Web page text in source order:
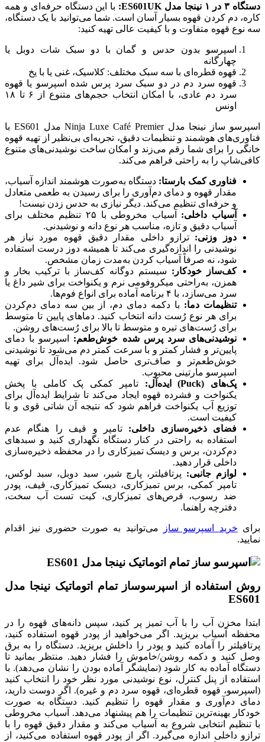
دستگاه ۳ در ۱ نینجا مدل ES601UK:
با این دستگاه حرفه‌ای و همه‌
کاره، دم کردن قهوه بسیار آسان است. شما می‌توانید با یک دستگاه،
سه نوع قهوه متفاوت و با کیفیت عالی تهیه کنید:
اسپرسو بدون حدس و گمان با دو سبک شات دوبل یا
چهارگانه
قهوه قطره‌ای با سه سبک مختلف: کلاسیک، غنی یا با یخ
قهوه سرد دم در دو سبک سرد پرس شده اسپرسو یا قهوه
سرد دم عادی، با امکان انتخاب حجم‌های متنوع از ۶ تا ۱۸
اونس
اسپرسو ساز نینجا مدل Ninja Luxe Café Premier مدل ES601 با
فناوری‌های هوشمند و تنظیمات دقیق، تجربه‌ای بی‌نظیر از تهیه قهوه
خانگی را برای شما رقم می‌زند و امکان ساخت نوشیدنی‌های متنوع
کافی‌شاپ را به راحتی فراهم می‌کند.
فناوری کمک بارستا: دستگاه به‌صورت هوشمند اندازه آسیاب،
مقدار قهوه و دمای دم‌آوری را برای رسیدن به طعمی متعادل
و حرفه‌ای تنظیم می‌کند. دیگر نیازی به حدس زدن نیست!
آسیاب داخلی:
آسیاب مخروطی با ۲۵ تنظیم مختلف برای
آسیاب دقیق و تازه، مناسب هر نوع دانه و نوشیدنی.
دوز وزنی: ترازو داخلی مقدار دقیق قهوه مورد نیاز هر
نوشیدنی را اندازه‌گیری می‌کند تا همیشه دوز درست استفاده
شود، نه صرفاً آسیاب کردن به‌مدت زمان مشخص.
کف‌ساز خودکار: سیستم دوگانه کف‌ساز با ترکیب بخار و
همزن، به‌راحتی میکروفومی نرم و یکنواخت برای شیر داغ یا
سرد می‌سازد، با ۴ برنامه آماده برای انواع فوم‌ها.
تنظیمات دما: با دکمه دمای دم، از بین سه دمای دم‌کردن
برای هر نوع رُست دانه انتخاب کنید. دماهای پایین تا متوسط
برای رُست‌های تیره و متوسط تا بالا برای رُست‌های روشن.
نوشیدنی‌های سرد پرس شده خوش‌طعم: اسپرسو با دمای
پایین‌تر و فشار کمتر و با سرعت کمتر دم می‌شود تا نوشیدنی
خوش‌طعم‌تر و صاف‌تری حاصل شود. ایده‌آل برای تهیه
اسپرسو مارتینی محبوب.
پک‌های (Puck) ایده‌آل:
تامپر کمکی پک کاملی با پخش
یکنواخت و فشرده قهوه ایجاد می‌کند تا شرایط ایده‌آل برای
توزیع آب یکنواخت فراهم شود که نتیجه آن شاتی قوی و با
کیفیت است.
فضای ذخیره‌سازی داخلی: تامپر و قیف را هنگام عدم
استفاده به راحتی در کنار دستگاه نگهداری کنید و سبدهای
دم‌کردن، برس و دیسک تمیزکاری را در محفظه ذخیره‌سازی
داخلی قرار دهید.
لوازم جانبی: پرتافیلتر، پارچ شیر، سبد دوبل، سبد لوکس،
تامپر کمکی، برس تمیزکاری، دیسک تمیزکاری، قیف، پودر
ضد رسوب، قرص‌های تمیزکاری، کیت تست آب سخت،
دفترچه راهنما.
برای خرید اسپرسو ساز
می‌توانید به صورت حضوری نیز اقدام
نمایید.
روش استفاده از اسپرسوساز تمام اتوماتیک نینجا مدل
ES601
ابتدا مخزن آب را با آب تمیز پر کنید، سپس دانه‌های قهوه را در
محفظه آسیاب بریزید. اگر می‌خواهید از پودر قهوه استفاده کنید،
پرتافیلتر را آماده کنید و پودر را داخلش بریزید. دستگاه را به برق
وصل کنید و دکمه روشن/خاموش را فشار دهید. منتظر بمانید تا
دستگاه آماده به کار شود (نمایشگر آماده بودن را نشان می‌دهد). با
استفاده از پنل کنترل، نوع نوشیدنی مورد نظر خود را انتخاب کنید
(اسپرسو، قهوه قطره‌ای، قهوه سرد دم و غیره). اگر دوست دارید،
دمای دم‌آوری و مقدار قهوه را تنظیم کنید. دستگاه به صورت
خودکار بهینه‌ترین تنظیمات را هم پیشنهاد می‌دهد. آسیاب مخروطی
با تنظیم انتخابی شروع به آسیاب می‌کند و مقدار دقیق قهوه را با
ترازو داخلی اندازه می‌گیرد. اگر از پودر قهوه استفاده می‌کنید، از